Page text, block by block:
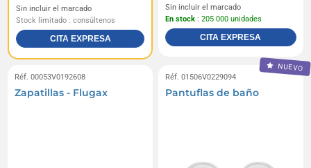
Sin incluir el marcado
Stock limitado : consúltenos
CITA EXPRESA
Sin incluir el marcado
En stock : 205 000 unidades
CITA EXPRESA
Réf. 00053V0192608
Zapatillas - Flugax
NUEVO
Réf. 01506V0229094
Pantuflas de baño